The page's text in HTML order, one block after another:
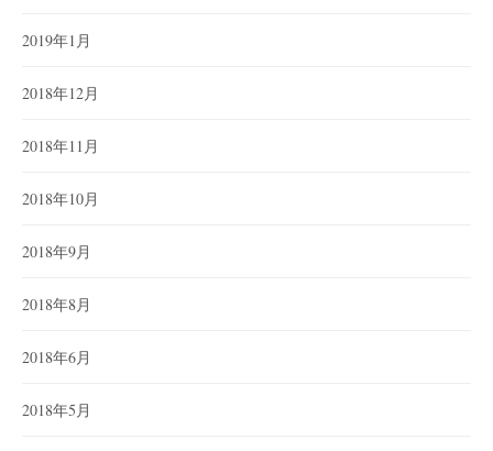
2019年1月
2018年12月
2018年11月
2018年10月
2018年9月
2018年8月
2018年6月
2018年5月